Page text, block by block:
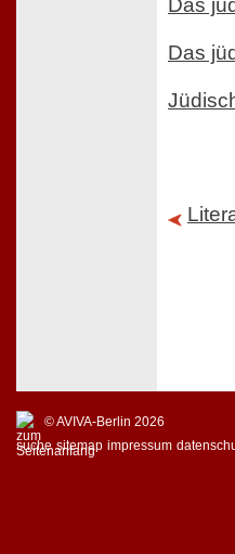
Das
Das
© AVIVA-Berlin 2026
suche sitemap impressum